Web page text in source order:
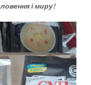
і миру!